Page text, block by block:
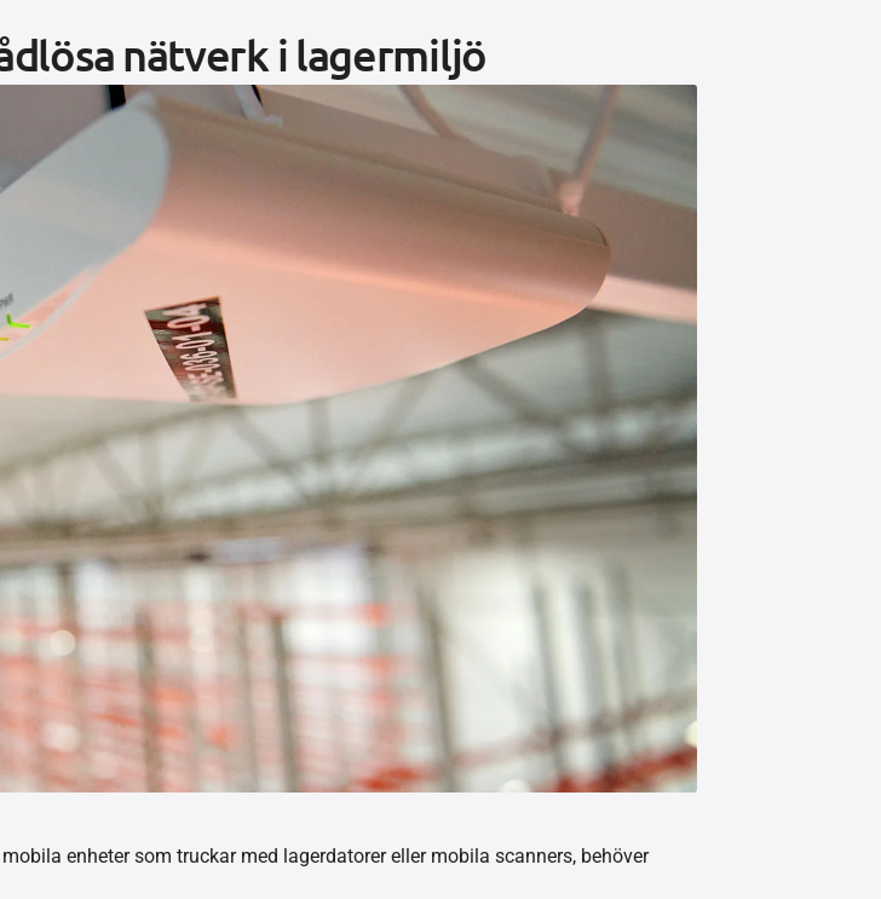
nätverk i lagermiljö
enheter som truckar med lagerdatorer eller mobila scanners, behöver